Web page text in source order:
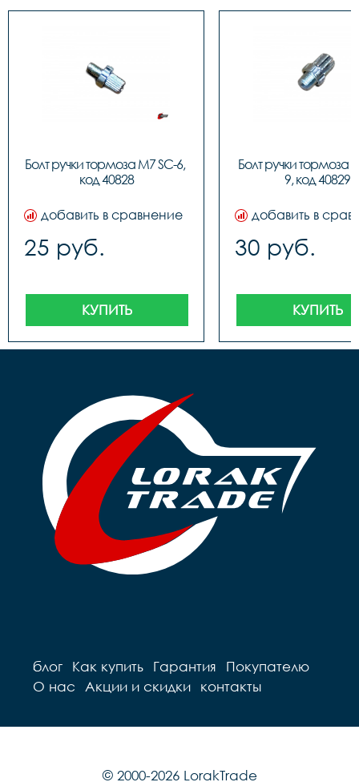
Болт ручки тормоза M7 SC-6,
код 40828
добавить в сравнение
25 руб.
КУПИТЬ
Болт ручки тормоза
9, код 40829
добавить в
30 руб.
КУПИТЬ
блог Как купить Гарантия
Покупателю
О нас
Акции и скидки контакты
© 2000-2026 LorakTrade